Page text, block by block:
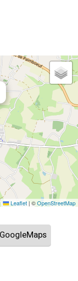
Leaflet | ©OpenStreetMap